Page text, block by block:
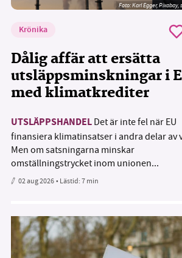
Foto:Karl Egger, Pixabay,
Krönika
Dålig affär att ersätta
utsläppsminskningar i
med klimatkrediter
UTSLÄPPSHANDEL Det är inte fel när EU
finansiera klimatinsatser i andra delar av
Men om satsningarna minskar
omställningstrycket inom unionen...
02 aug 2026• Lästid:7 min